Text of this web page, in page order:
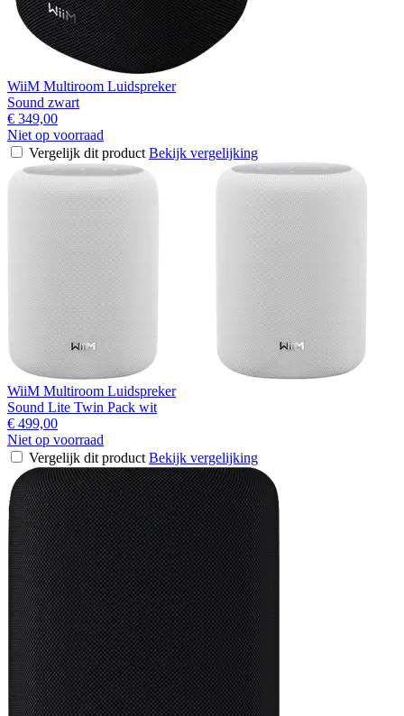
WiiM Multiroom Luidspreker
Sound zwart
€ 349,00
Niet op voorraad
Vergelijk dit product Bekijk vergelijking
WiiM Multiroom Luidspreker
Sound Lite Twin Pack wit
€ 499,00
Niet op voorraad
Vergelijk dit product Bekijk vergelijking